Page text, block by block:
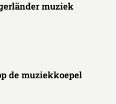
muziek
de muziekkoepel